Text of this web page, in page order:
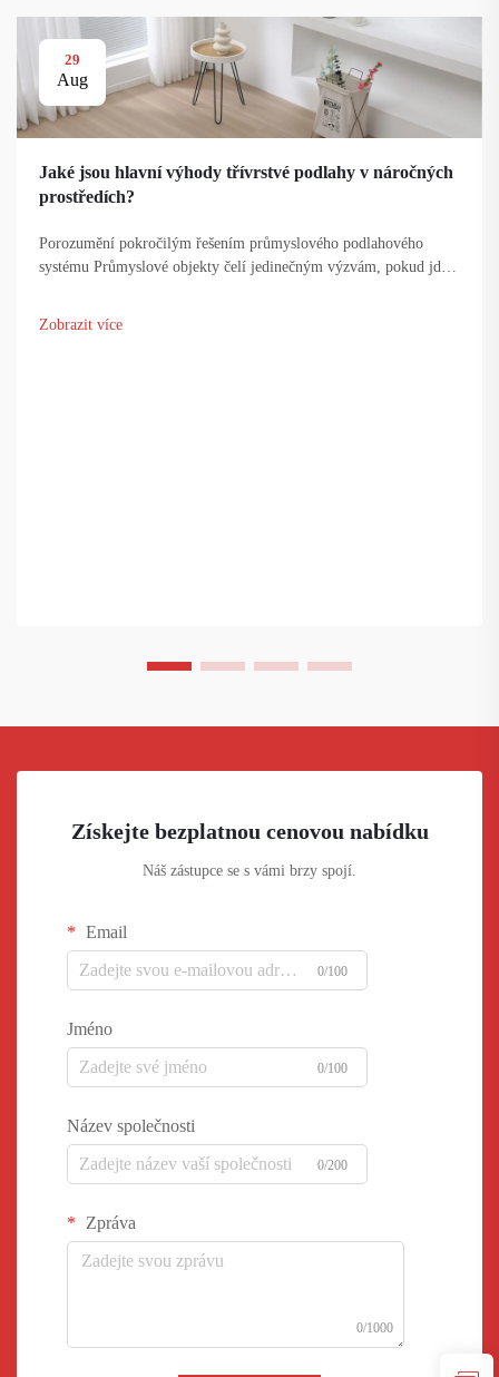
29
Aug
Jaké jsou hlavní výhody třívrstvé podlahy v náročných
prostředích?
Porozumění pokročilým řešením průmyslového podlahového
systému Průmyslové objekty čelí jedinečným výzvám, pokud jde o
Zobrazit více
Získejte bezplatnou cenovou nabídku
Náš zástupce se s vámi brzy spojí.
Email
0/100
Jméno
0/100
Název společnosti
0/200
Zpráva
0/1000